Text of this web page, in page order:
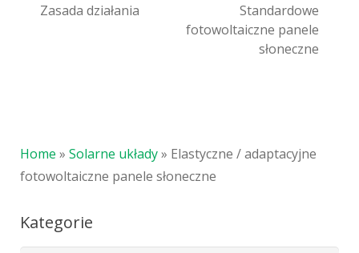
Zasada działania
Standardowe
fotowoltaiczne panele
słoneczne
Home » Solarne układy» Elastyczne / adaptacyjne
fotowoltaiczne panele słoneczne
Kategorie